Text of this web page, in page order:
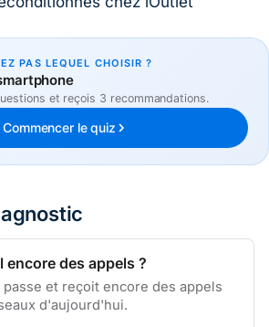
PAS LEQUEL CHOISIR ?
et reçois 3 recommandations.
Commencer le quiz
encore des appels ?
et reçoit encore des appels
d'aujourd'hui.